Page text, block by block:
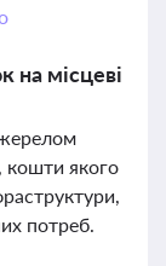
на місцеві
кошти якого
потреб.